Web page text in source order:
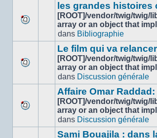
nouveau
message
les grandes histoires
[ROOT]/vendor/twig/twig/
array or an object that
dans Bibliographie
nouveau
message
Le film qui va
[ROOT]/vendor/twig/twig/
array or an object that
dans Discussion générale
nouveau
message
Affaire Omar
[ROOT]/vendor/twig/twig/
array or an object that
dans Discussion générale
Sami Bouajila : dans